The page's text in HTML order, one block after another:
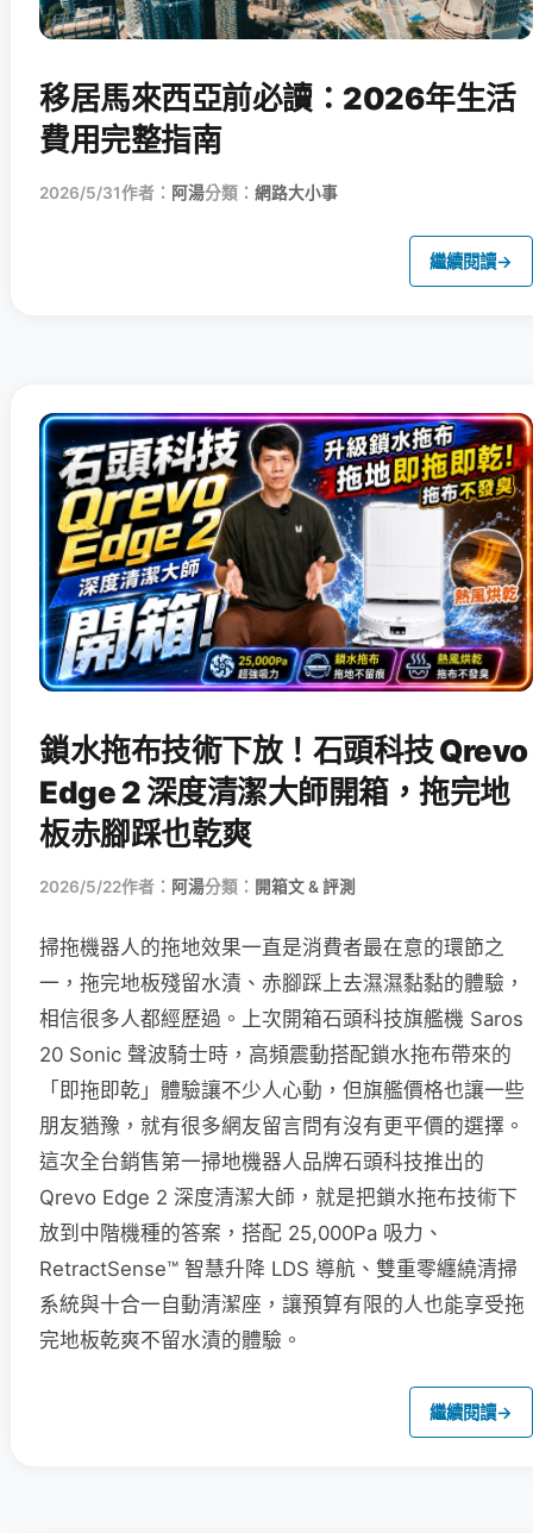
移居馬來西亞前必讀：2026年生活
費用完整指南
2026/5/31作者： 阿湯分類： 網路大小事
繼續閱讀→
鎖水拖布技術下放！石頭科技 Qrevo
Edge 2 深度清潔大師開箱，拖完地
板赤腳踩也乾爽
2026/5/22作者： 阿湯分類： 開箱文 & 評測
掃拖機器人的拖地效果一直是消費者最在意的環節之
一，拖完地板殘留水漬、赤腳踩上去濕濕黏黏的體驗，
相信很多人都經歷過。上次開箱石頭科技旗艦機 Saros
20 Sonic 聲波騎士時，高頻震動搭配鎖水拖布帶來的
「即拖即乾」體驗讓不少人心動，但旗艦價格也讓一些
朋友猶豫，就有很多網友留言問有沒有更平價的選擇。
這次全台銷售第一掃地機器人品牌石頭科技推出的
Qrevo Edge 2 深度清潔大師，就是把鎖水拖布技術下
放到中階機種的答案，搭配 25,000Pa 吸力、
RetractSense™ 智慧升降 LDS 導航、雙重零纏繞清掃
系統與十合一自動清潔座，讓預算有限的人也能享受拖
完地板乾爽不留水漬的體驗。
繼續閱讀→